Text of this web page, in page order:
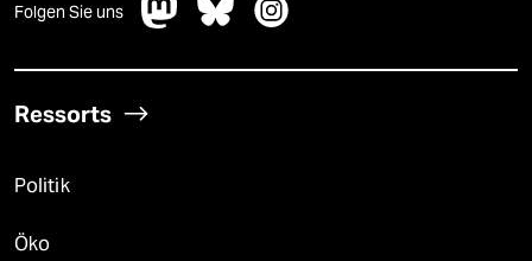
Folgen Sie uns
Ressorts
Politik
Öko